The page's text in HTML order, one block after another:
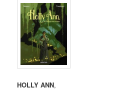
HOLLY ANN,